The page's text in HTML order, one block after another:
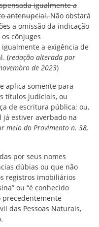
igualmente a
antenupcial.Não obstará
a omissão da indicação
cônjuges
a exigência de
(redação alterada por
de 2023)
aplica somente para
títulos judiciais, ou
de escritura pública; ou,
estiver averbado na
meio do Provimento n. 38,
por seus nomes
dúbias ou que não
registros imobiliários
ou “é conhecido
precedentemente
das Pessoas Naturais,